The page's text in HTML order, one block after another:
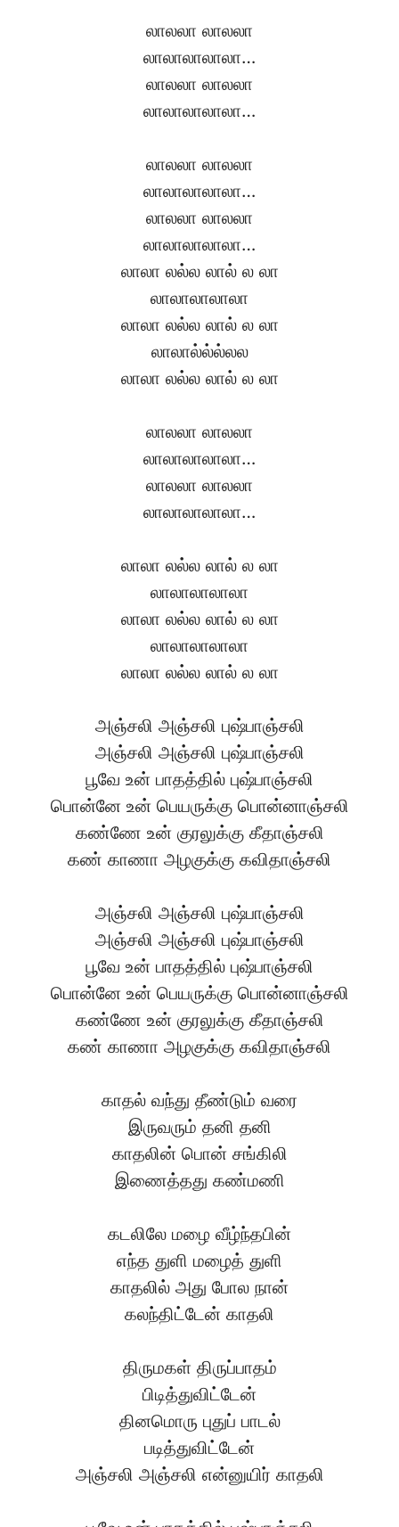
லாலலா லாலலா
லாலாலாலாலா…
லாலலா லாலலா
லாலாலாலாலா…
லாலலா லாலலா
லாலாலாலாலா…
லாலலா லாலலா
லாலாலாலாலா…
லாலா லல்ல லால் ல லா
லாலாலாலாலா
லாலா லல்ல லால் ல லா
லாலால்ல்ல்லல
லாலா லல்ல லால் ல லா
லாலலா லாலலா
லாலாலாலாலா…
லாலலா லாலலா
லாலாலாலாலா…
லாலா லல்ல லால் ல லா
லாலாலாலாலா
லாலா லல்ல லால் ல லா
லாலாலாலாலா
லாலா லல்ல லால் ல லா
அஞ்சலி அஞ்சலி புஷ்பாஞ்சலி
அஞ்சலி அஞ்சலி புஷ்பாஞ்சலி
பூவே உன் பாதத்தில் புஷ்பாஞ்சலி
பொன்னே உன் பெயருக்கு பொன்னாஞ்சலி
கண்ணே உன் குரலுக்கு கீதாஞ்சலி
கண் காணா அழகுக்கு கவிதாஞ்சலி
அஞ்சலி அஞ்சலி புஷ்பாஞ்சலி
அஞ்சலி அஞ்சலி புஷ்பாஞ்சலி
பூவே உன் பாதத்தில் புஷ்பாஞ்சலி
பொன்னே உன் பெயருக்கு பொன்னாஞ்சலி
கண்ணே உன் குரலுக்கு கீதாஞ்சலி
கண் காணா அழகுக்கு கவிதாஞ்சலி
காதல் வந்து தீண்டும் வரை
இருவரும் தனி தனி
காதலின் பொன் சங்கிலி
இணைத்தது கண்மணி
கடலிலே மழை வீழ்ந்தபின்
எந்த துளி மழைத் துளி
காதலில் அது போல நான்
கலந்திட்டேன் காதலி
திருமகள் திருப்பாதம்
பிடித்துவிட்டேன்
தினமொரு புதுப் பாடல்
படித்துவிட்டேன்
அஞ்சலி அஞ்சலி என்னுயிர் காதலி